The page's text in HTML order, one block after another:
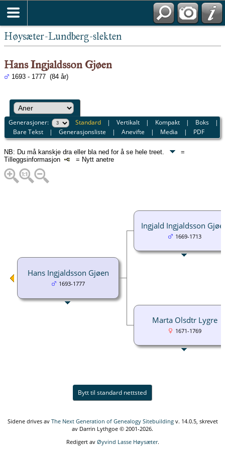
Høysæter-Lundberg-slekten
Hans Ingjaldsson Gjøen
1693 - 1777 (84 år)
Generasjoner: Standard |Vertikalt | Kompakt | Boks |
Bare Tekst |Generasjonsliste |Anevifte | Media | PDF
NB: Du må kanskje dra eller bla ned for å se hele treet.
=
Tilleggsinformasjon
= Nytt anetre
Hans Ingjaldsson Gjøen
1693-1777
Ingjald Ingjaldsson
1669-1713
Marta Olsdtr Lygre
1671-1769
Bytt til standard nettsted
Sidene drives av The Next Generation of Genealogy Sitebuildingv. 14.0.5, skrevet
av Darrin Lythgoe © 2001-2026.
Redigert av Øyvind Lasse Høysæter.